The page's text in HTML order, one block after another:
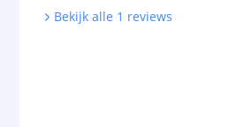
Bekijk alle 1 reviews